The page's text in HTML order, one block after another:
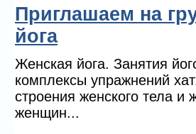
Приглашаем на
йога
Женская йога. Занятия
комплексы упражнений
строения женского тела и
женщин...